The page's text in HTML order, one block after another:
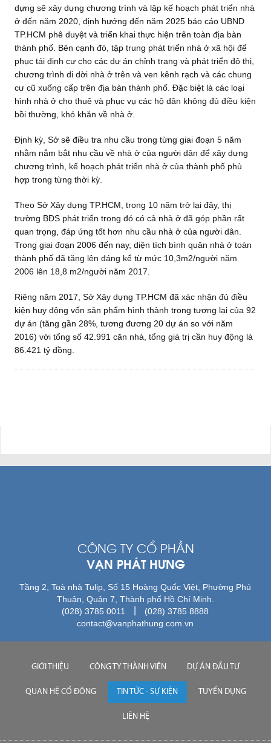
dựng sẽ xây dựng chương trình và lập kế hoạch phát triển nhà
ở đến năm 2020, định hướng đến năm 2025 báo cáo UBND
TP.HCM phê duyệt và triển khai thực hiện trên toàn địa bàn
thành phố. Bên cạnh đó, tập trung phát triển nhà ở xã hội để
phục tái định cư cho các dự án chỉnh trang và phát triển đô thị,
chương trình di dời nhà ở trên và ven kênh rạch và các chung
cư cũ xuống cấp trên địa bàn thành phố. Đặc biệt là các loại
hình nhà ở cho thuê và phục vụ các hộ dân không đủ điều kiện
bồi thường, khó khăn về nhà ở.
Định kỳ, Sở sẽ điều tra nhu cầu trong từng giai đoạn 5 năm
nhằm nắm bắt nhu cầu về nhà ở của người dân để xây dựng
chương trình, kế hoạch phát triển nhà ở của thành phố phù
hợp trong từng thời kỳ.
Theo Sở Xây dựng TP.HCM, trong 10 năm trở lại đây, thị
trường BĐS phát triển trong đó có cả nhà ở đã góp phần rất
quan trọng, đáp ứng tốt hơn nhu cầu nhà ở của người dân.
Trong giai đoạn 2006 đến nay, diện tích bình quân nhà ở toàn
thành phố đã tăng lên đáng kể từ mức 10,3m2/người năm
2006 lên 18,8 m2/người năm 2017.
Riêng năm 2017, Sở Xây dựng TP.HCM đã xác nhận đủ điều
kiện huy động vốn sản phẩm hình thành trong tương lại của 92
dự án (tăng gần 28%, tương đương 20 dự án so với năm
2016) với tổng số 42.991 căn nhà, tổng giá trị cần huy động là
86.421 tỷ đồng.
CÔNG TY CỔ PHẦN
VẠN PHÁT HƯNG
Tầng 2, Toà nhà Tulip, Số 15 Hoàng Quốc Việt, Phường Phú
Thuận, Quận 7, Thành phố Hồ Chí Minh.
(028) 3785 0011
(028) 3785 8888
contact@vanphathung.com.vn
GIỚI THIỆU CÔNG TY THÀNH VIÊN DỰ ÁN ĐẦU TƯ
QUAN HỆ CỔ ĐÔNG TIN TỨC - SỰ KIỆN TUYỂN DỤNG
LIÊN HỆ